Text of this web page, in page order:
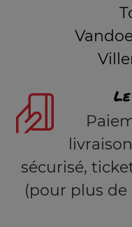
sécurisé,
(pour plus de